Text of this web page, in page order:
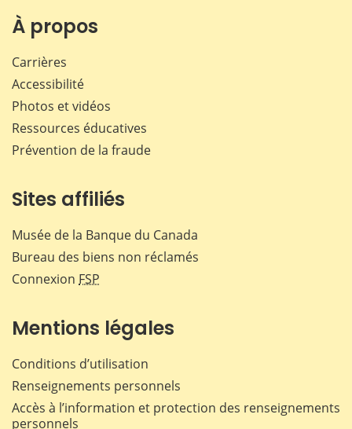
À propos
Carrières
Accessibilité
Photos et vidéos
Ressources éducatives
Prévention de la fraude
Sites affiliés
Musée de la Banque du Canada
Bureau des biens non réclamés
Connexion FSP
Mentions légales
Conditions d’utilisation
Renseignements personnels
Accès à l’information et protection des renseignements
personnels